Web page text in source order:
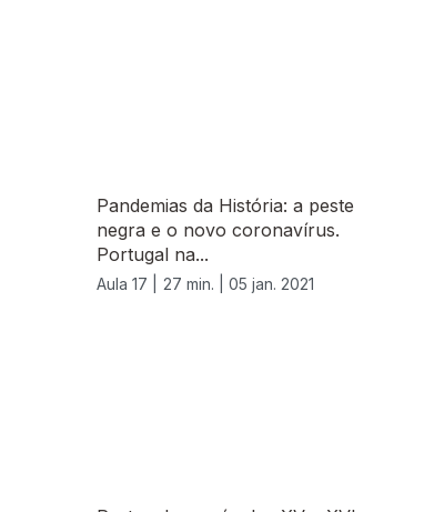
Pandemias da História: a peste
negra e o novo coronavírus.
Portugal na...
Aula 17 | 27 min. | 05 jan. 2021